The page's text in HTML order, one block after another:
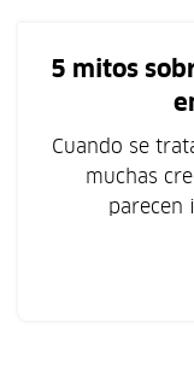
5 mitos
Cuando se
muchas
parecen